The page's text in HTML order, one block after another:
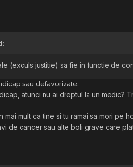
(exculs justitie) sa fie in functie de
sau defavorizate.
atunci nu ai dreptul la un medic?
mult ca tine si tu ramai sa mori pe
de cancer sau alte boli grave care